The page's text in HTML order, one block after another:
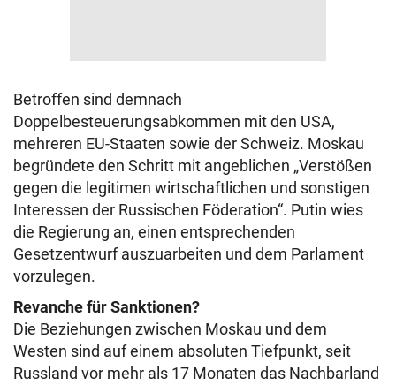
Betroffen sind demnach
Doppelbesteuerungsabkommen mit den USA,
mehreren EU-Staaten sowie der Schweiz. Moskau
begründete den Schritt mit angeblichen „Verstößen
gegen die legitimen wirtschaftlichen und sonstigen
Interessen der Russischen Föderation“. Putin wies
die Regierung an, einen entsprechenden
Gesetzentwurf auszuarbeiten und dem Parlament
vorzulegen.
Revanche für Sanktionen?
Die Beziehungen zwischen Moskau und dem
Westen sind auf einem absoluten Tiefpunkt, seit
Russland vor mehr als 17 Monaten das Nachbarland